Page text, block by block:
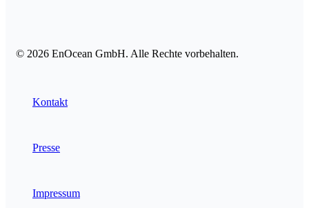
© 2026 EnOcean GmbH. Alle Rechte vorbehalten.
Kontakt
Presse
Impressum